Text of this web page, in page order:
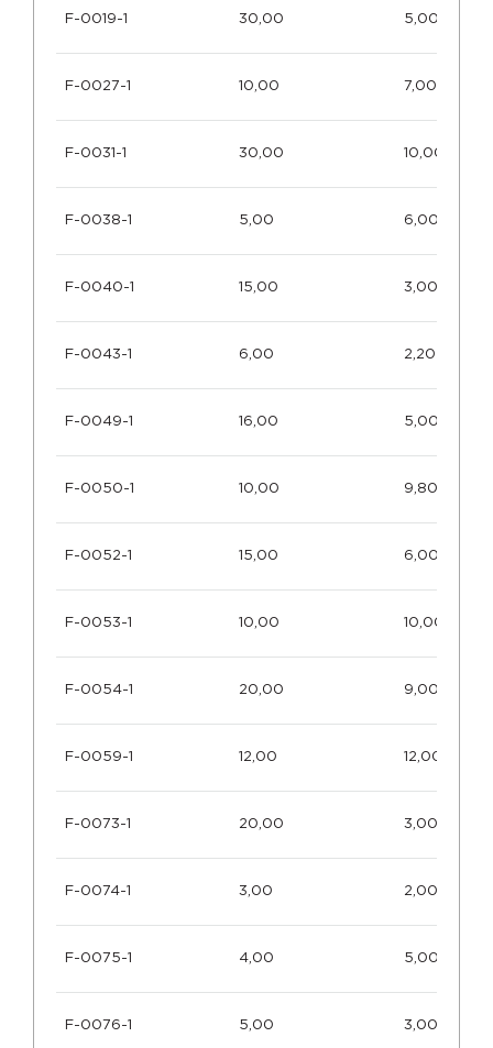
F-0019-1 30,00 5,00
F-0027-1 10,00 7,00
F-0031-1 30,00 10,00
F-0038-1 5,00 6,00
F-0040-1 15,00 3,00
F-0043-1 6,00 2,20
F-0049-1 16,00 5,00
F-0050-1 10,00 9,80
F-0052-1 15,00 6,00
F-0053-1 10,00 10,00
F-0054-1 20,00 9,00
F-0059-1 12,00 12,00
F-0073-1 20,00 3,00
F-0074-1 3,00 2,00
F-0075-1 4,00 5,00
F-0076-1 5,00 3,00